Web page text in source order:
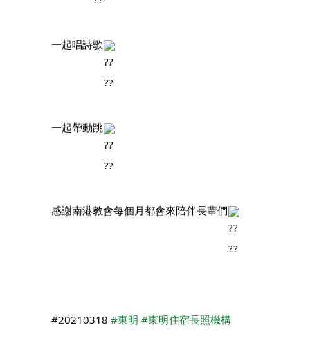
		一起唱詩歌
		一起帶動跳
		感謝南港教會每個月都會來陪伴長輩們
		#20210318
#東明 #東明住宿長照機構